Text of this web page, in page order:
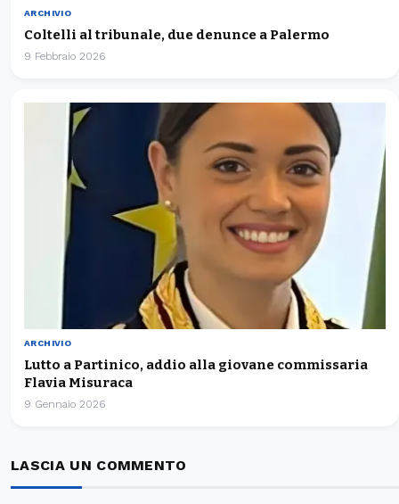
ARCHIVIO
Coltelli al tribunale, due denunce a Palermo
9 Febbraio 2026
ARCHIVIO
Lutto a Partinico, addio alla giovane commissaria
Flavia Misuraca
9 Gennaio 2026
LASCIA UN COMMENTO